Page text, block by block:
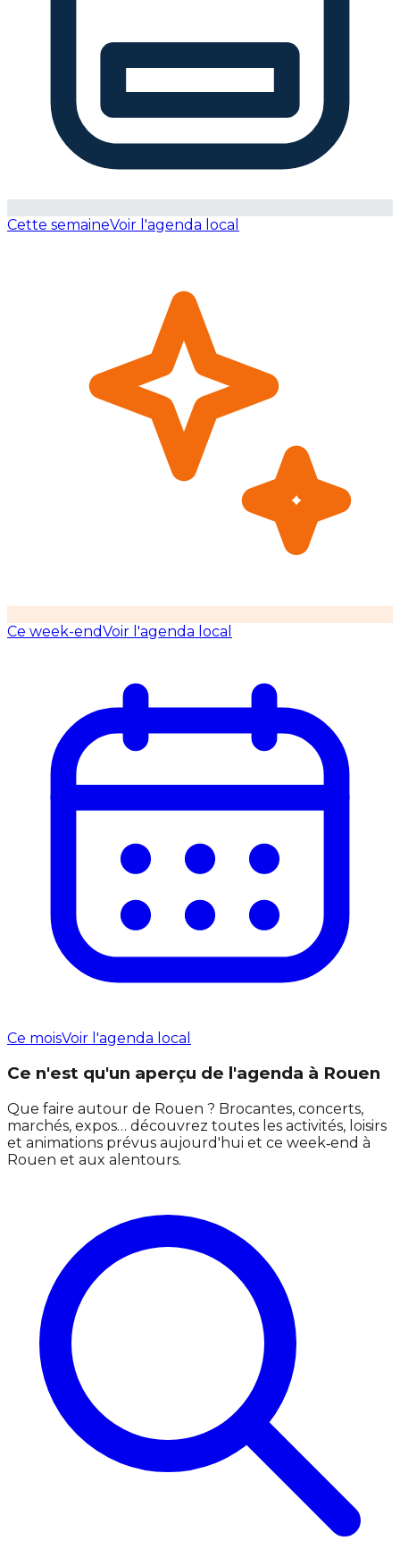
Cette semaineVoir l'agenda local
Ce week-endVoir l'agenda local
Ce moisVoir l'agenda local
Ce n'est qu'un aperçu de l'agenda à Rouen
Que faire autour de Rouen ? Brocantes, concerts,
marchés, expos… découvrez toutes les activités, loisirs
et animations prévus aujourd'hui et ce week‑end à
Rouen et aux alentours.